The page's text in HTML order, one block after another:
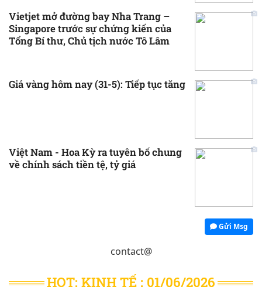
Vietjet mở đường bay Nha Trang –
Singapore trước sự chứng kiến của
Tổng Bí thư, Chủ tịch nước Tô Lâm
Giá vàng hôm nay (31-5): Tiếp tục tăng
Việt Nam - Hoa Kỳ ra tuyên bố chung
về chính sách tiền tệ, tỷ giá
Gửi Msg
contact@
HOT: KINH TẾ : 01/06/2026